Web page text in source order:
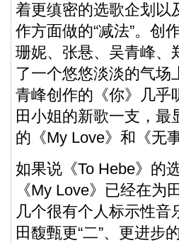
着更缜密的选歌企划以
作方面做的“减法”。创
珊妮、张悬、吴青峰、
了一个悠悠淡淡的气场
青峰创作的《你》几乎
田小姐的新歌一支，最
的《My Love》和《无
如果说《To Hebe》的
《My Love》已经在
几个很有个人标示性
田馥甄更“二”、更进